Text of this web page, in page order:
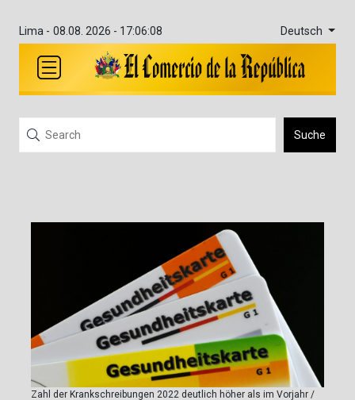
Lima - 08.08. 2026 - 17:06:08 Deutsch
Suche
Zahl der Krankschreibungen 2022 deutlich höher als im Vorjahr /